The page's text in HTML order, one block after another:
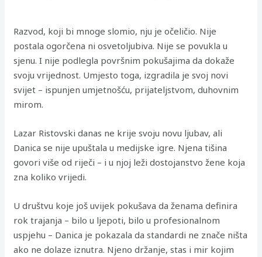
Razvod, koji bi mnoge slomio, nju je očeličio. Nije
postala ogorčena ni osvetoljubiva. Nije se povukla u
sjenu. I nije podlegla površnim pokušajima da dokaže
svoju vrijednost. Umjesto toga, izgradila je svoj novi
svijet – ispunjen umjetnošću, prijateljstvom, duhovnim
mirom.
Lazar Ristovski danas ne krije svoju novu ljubav, ali
Danica se nije upuštala u medijske igre. Njena tišina
govori više od riječi – i u njoj leži dostojanstvo žene koja
zna koliko vrijedi.
U društvu koje još uvijek pokušava da ženama definira
rok trajanja – bilo u ljepoti, bilo u profesionalnom
uspjehu – Danica je pokazala da standardi ne znače ništa
ako ne dolaze iznutra. Njeno držanje, stas i mir kojim